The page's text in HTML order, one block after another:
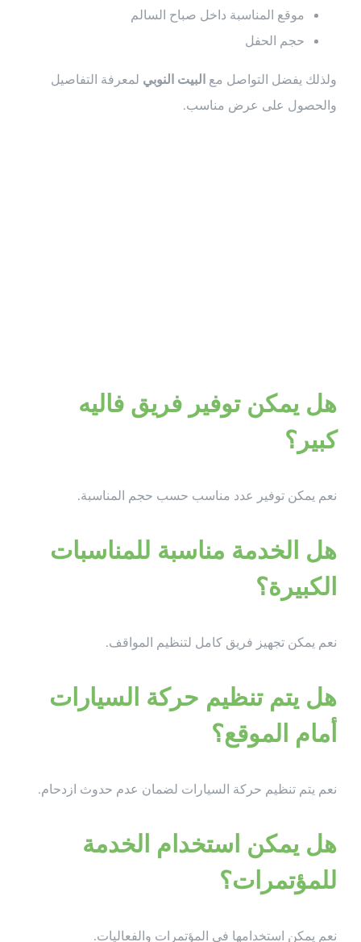
موقع المناسبة داخل صباح السالم
حجم الحفل
ولذلك يفضل التواصل مع البيت النوبي لمعرفة التفاصيل
والحصول على عرض مناسب.
هل يمكن توفير فريق فاليه
كبير؟
نعم يمكن توفير عدد مناسب حسب حجم المناسبة.
هل الخدمة مناسبة للمناسبات
الكبيرة؟
نعم يمكن تجهيز فريق كامل لتنظيم المواقف.
هل يتم تنظيم حركة السيارات
أمام الموقع؟
نعم يتم تنظيم حركة السيارات لضمان عدم حدوث ازدحام.
هل يمكن استخدام الخدمة
للمؤتمرات؟
نعم يمكن استخدامها في المؤتمرات والفعاليات.